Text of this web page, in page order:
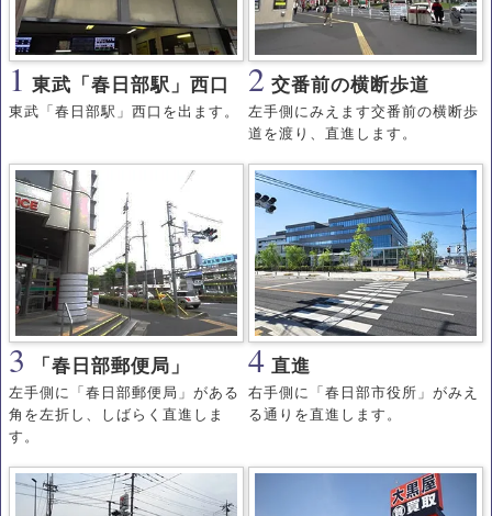
1 東武「春日部駅」西口
東武「春日部駅」西口を出ます。
2 交番前の横断歩道
左手側にみえます交番前の横断歩
道を渡り、直進します。
3 「春日部郵便局」
左手側に「春日部郵便局」がある
角を左折し、しばらく直進しま
す。
4 直進
右手側に「春日部市役所」がみえ
る通りを直進します。